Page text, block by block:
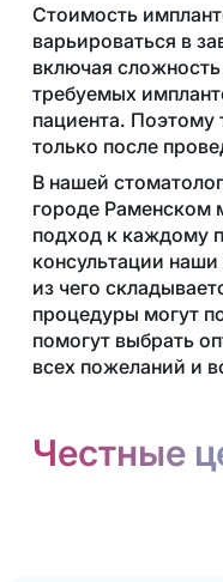
Стоимость
варьироваться в
включая
требуемых
пациента.
только после
В нашей
городе Раменском
подход к каждому
консультации
из чего
процедуры могут
помогут выбрать
всех пожеланий и
Честные